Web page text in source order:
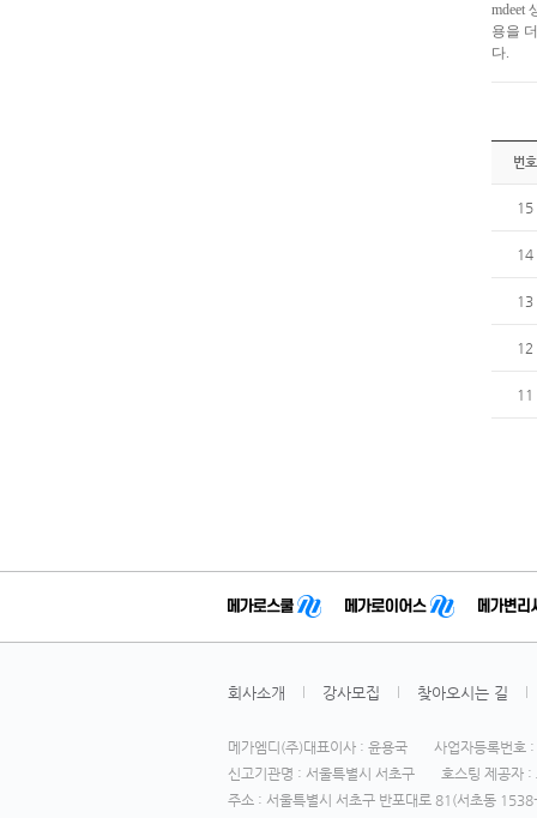
mdeet
용을
다.
번호
15
14
13
12
11
회사소개 강사모집 찾아오시는 길
메가엠디(주)대표이사 : 윤용국
사업자등록번
신고기관명 : 서울특별시 서초구
호스팅 제공자 :
주소 : 서울특별시 서초구 반포대로 81(서초동